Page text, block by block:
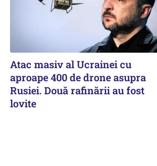
Atac masiv al Ucrainei cu
aproape 400 de drone asupra
Rusiei. Două rafinării au fost
lovite